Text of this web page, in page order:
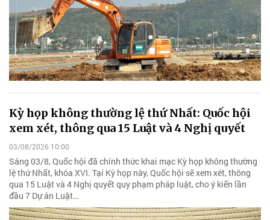
Kỳ họp không thường lệ thứ Nhất: Quốc hội
xem xét, thông qua 15 Luật và 4 Nghị quyết
03/08/2026 10:00
Sáng 03/8, Quốc hội đã chính thức khai mạc Kỳ họp không thường
lệ thứ Nhất, khóa XVI. Tại Kỳ họp này, Quốc hội sẽ xem xét, thông
qua 15 Luật và 4 Nghị quyết quy phạm pháp luật, cho ý kiến lần
đầu 7 Dự án Luật…